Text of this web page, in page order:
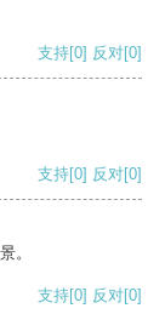
支持[0] 反对[0]
支持[0] 反对[0]
。
支持[0] 反对[0]